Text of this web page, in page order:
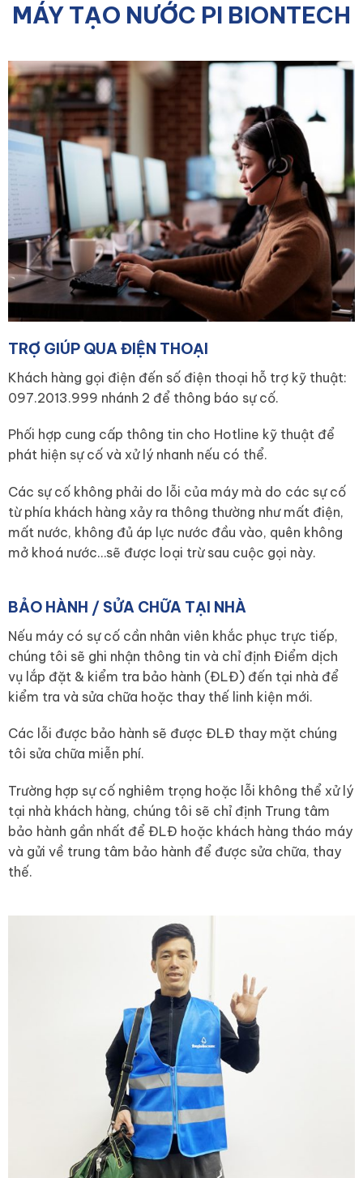
MÁY TẠO NƯỚC PI BIONTECH
TRỢ GIÚP QUA ĐIỆN THOẠI
Khách hàng gọi điện đến số điện thoại hỗ trợ kỹ thuật:
097.2013.999 nhánh 2 để thông báo sự cố.
Phối hợp cung cấp thông tin cho Hotline kỹ thuật để
phát hiện sự cố và xử lý nhanh nếu có thể.
Các sự cố không phải do lỗi của máy mà do các sự cố
từ phía khách hàng xảy ra thông thường như mất điện,
mất nước, không đủ áp lực nước đầu vào, quên không
mở khoá nước…sẽ được loại trừ sau cuộc gọi này.
BẢO HÀNH / SỬA CHỮA TẠI NHÀ
Nếu máy có sự cố cần nhân viên khắc phục trực tiếp,
chúng tôi sẽ ghi nhận thông tin và chỉ định Điểm dịch
vụ lắp đặt & kiểm tra bảo hành (ĐLĐ) đến tại nhà để
kiểm tra và sửa chữa hoặc thay thế linh kiện mới.
Các lỗi được bảo hành sẽ được ĐLĐ thay mặt chúng
tôi sửa chữa miễn phí.
Trường hợp sự cố nghiêm trọng hoặc lỗi không thể xử lý
tại nhà khách hàng, chúng tôi sẽ chỉ định Trung tâm
bảo hành gần nhất để ĐLĐ hoặc khách hàng tháo máy
và gửi về trung tâm bảo hành để được sửa chữa, thay
thế.